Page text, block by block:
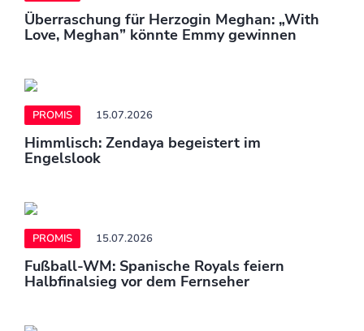
Überraschung für Herzogin Meghan: „With
Love, Meghan” könnte Emmy gewinnen
PROMIS 15.07.2026
Himmlisch: Zendaya begeistert im
Engelslook
PROMIS 15.07.2026
Fußball-WM: Spanische Royals feiern
Halbfinalsieg vor dem Fernseher